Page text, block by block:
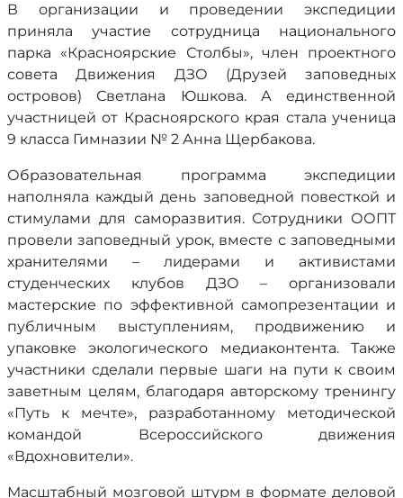
В организации и проведении экспедиции
приняла участие сотрудница национального
парка «Красноярские Столбы», член проектного
совета Движения ДЗО (Друзей заповедных
островов) Светлана Юшкова. А единственной
участницей от Красноярского края стала ученица
9 класса Гимназии № 2 Анна Щербакова.
Образовательная программа экспедиции
наполняла каждый день заповедной повесткой и
стимулами для саморазвития. Сотрудники ООПТ
провели заповедный урок, вместе с заповедными
хранителями – лидерами и активистами
студенческих клубов ДЗО – организовали
мастерские по эффективной самопрезентации и
публичным выступлениям, продвижению и
упаковке экологического медиаконтента. Также
участники сделали первые шаги на пути к своим
заветным целям, благодаря авторскому тренингу
«Путь к мечте», разработанному методической
командой Всероссийского движения
«Вдохновители».
Масштабный мозговой штурм в формате деловой